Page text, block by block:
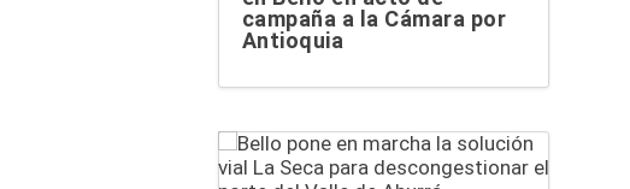
campaña a la Cámara por
Antioquia